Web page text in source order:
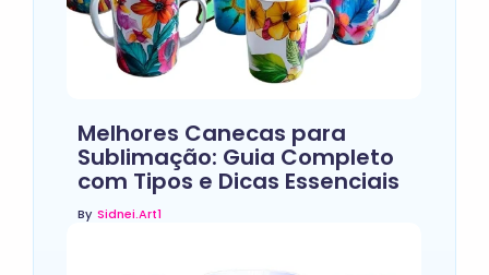
Melhores Canecas para
Sublimação: Guia Completo
com Tipos e Dicas Essenciais
By Sidnei.art1